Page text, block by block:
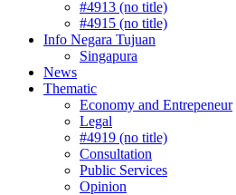
#4913 (no title)
#4915 (no title)
Info Negara Tujuan
Singapura
News
Thematic
Economy and Entrepeneur
Legal
#4919 (no title)
Consultation
Public Services
Opinion